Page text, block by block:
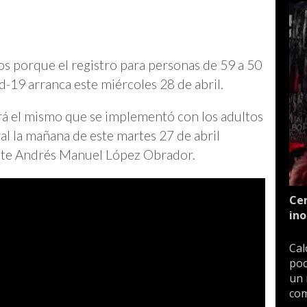
porque el registro para personas de 59 a 50
19 arranca este miércoles 28 de abril.
el mismo que se implementó con los adultos
la mañana de este martes 27 de abril
Andrés Manuel López Obrador.
un